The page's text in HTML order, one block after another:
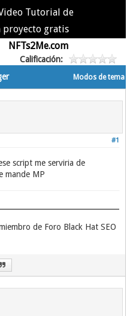
Tutorial de
proyecto gratis
NFTs2Me.com
Calificación:
Modos de tema
#1
script me serviria de
mande MP
de Foro Black Hat SEO